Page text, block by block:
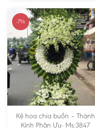
-7%
Kệ hoa chia buồn – Thành
Kính Phân Ưu- Ms:3847